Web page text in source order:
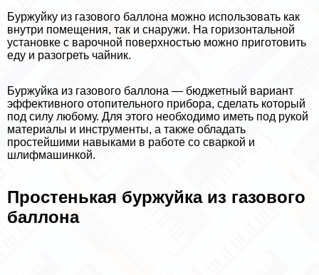
Буржуйку из газового баллона можно использовать как
внутри помещения, так и снаружи. На горизонтальной
установке с варочной поверхностью можно приготовить
еду и разогреть чайник.
Буржуйка из газового баллона — бюджетный вариант
эффективного отопительного прибора, сделать который
под силу любому. Для этого необходимо иметь под рукой
материалы и инструменты, а также обладать
простейшими навыками в работе со сваркой и
шлифмашинкой.
Простенькая буржуйка из газового
баллона